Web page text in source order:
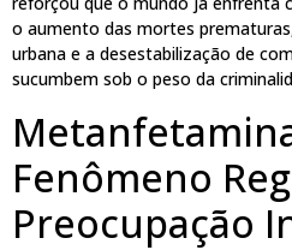
o aumento das mortes
urbana e a desestabilização de
sucumbem sob o peso da
Fenômeno
Preocupação